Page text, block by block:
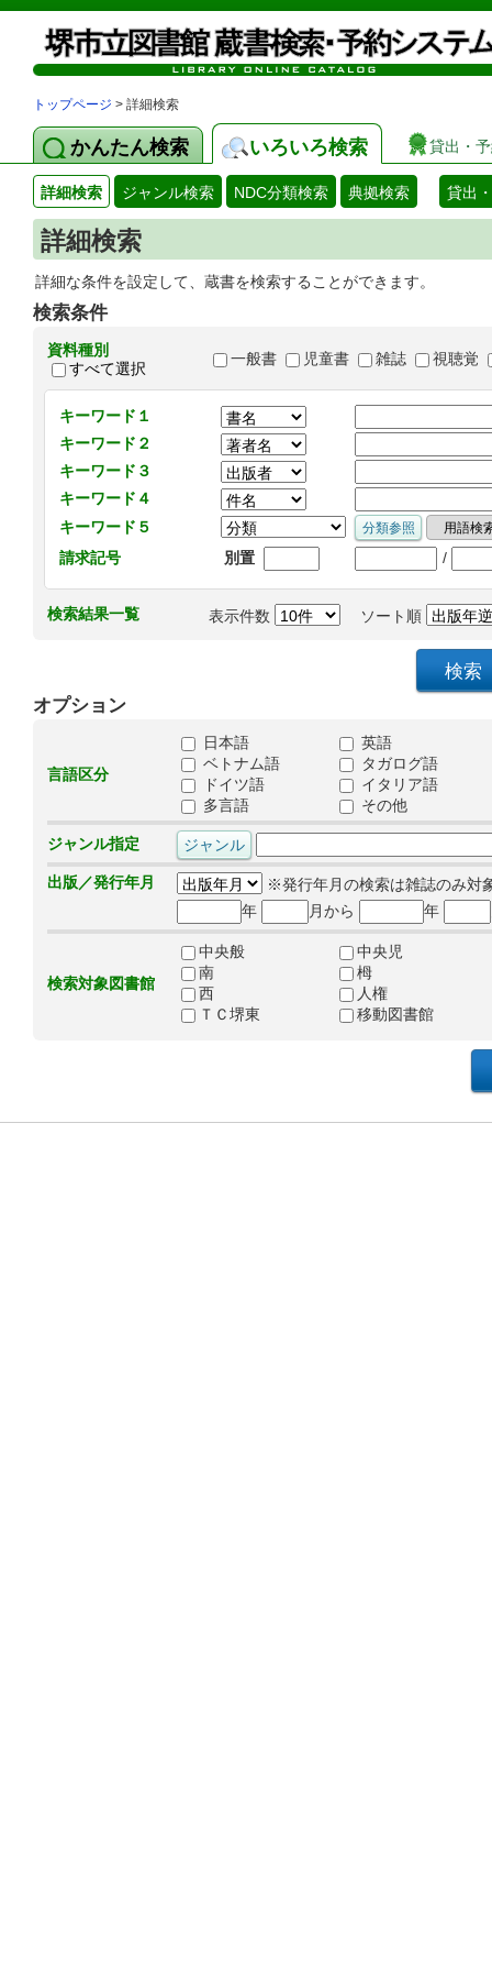
トップページ > 詳細検索
かんたん検索 いろいろ検索 貸出・
詳細検索 ジャンル検索 NDC分類検索 典拠検索 貸出
詳細検索
詳細な条件を設定して、蔵書を検索することができます。
検索条件
資料種別
すべて選択
一般書 児童書 雑誌 視聴覚
キーワード１
キーワード２
キーワード３
キーワード４
キーワード５
請求記号
別置 /
検索結果一覧 表示件数 ソート順
オプション
言語区分
日本語
英語
ベトナム語
タガログ語
ドイツ語
イタリア語
多言語
その他
ジャンル指定
出版／発行年月
※発行年月の検索は雑誌のみ対
年
月から 年
検索対象図書館
中央般
中央児
南
栂
西
人権
ＴＣ堺東
移動図書館